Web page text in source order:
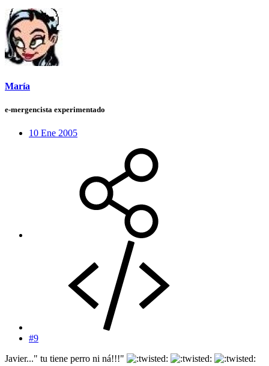
María
e-mergencista experimentado
10 Ene 2005
#9
Javier..." tu tiene perro ni ná!!!"